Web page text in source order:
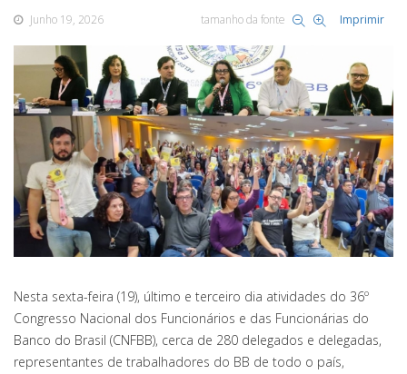
Junho 19, 2026 tamanho da fonte Imprimir
Nesta sexta-feira (19), último e terceiro dia atividades do 36º
Congresso Nacional dos Funcionários e das Funcionárias do
Banco do Brasil (CNFBB), cerca de 280 delegados e delegadas,
representantes de trabalhadores do BB de todo o país,